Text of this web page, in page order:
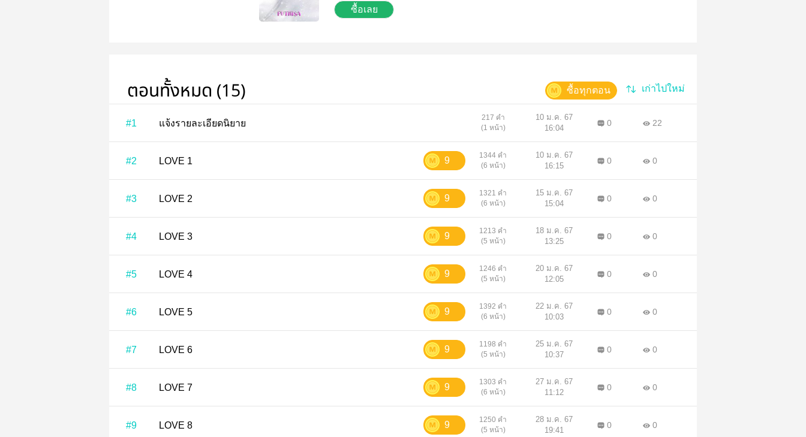
ซื้อเลย
ตอนทั้งหมด (15) เก่าไปใหม่
ซื้อทุกตอน
#1 แจ้งรายละเอียดนิยาย
217 คำ
(1 หน้า)
10 ม.ค. 67
16:04
0 22
#2 LOVE 1 9
1344 คำ
(6 หน้า)
10 ม.ค. 67
16:15
0 0
#3 LOVE 2 9
1321 คำ
(6 หน้า)
15 ม.ค. 67
15:04
0 0
#4 LOVE 3 9
1213 คำ
(5 หน้า)
18 ม.ค. 67
13:25
0 0
#5 LOVE 4 9
1246 คำ
(5 หน้า)
20 ม.ค. 67
12:05
0 0
#6 LOVE 5 9
1392 คำ
(6 หน้า)
22 ม.ค. 67
10:03
0 0
#7 LOVE 6 9
1198 คำ
(5 หน้า)
25 ม.ค. 67
10:37
0 0
#8 LOVE 7 9
1303 คำ
(6 หน้า)
27 ม.ค. 67
11:12
0 0
#9 LOVE 8 9
1250 คำ
(5 หน้า)
28 ม.ค. 67
19:41
0 0